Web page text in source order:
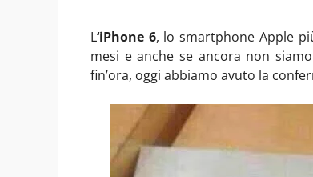
L‘iPhone 6, lo smartphone Apple
mesi e anche se ancora non
fin’ora, oggi abbiamo avuto la